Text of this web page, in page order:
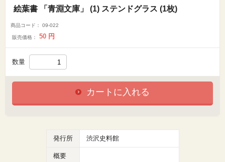
絵葉書 「青淵文庫」 (1) ステンドグラス (1枚)
商品コード：09-022
販売価格： 50 円
数量
カートに入れる
発行所 渋沢史料館
概要